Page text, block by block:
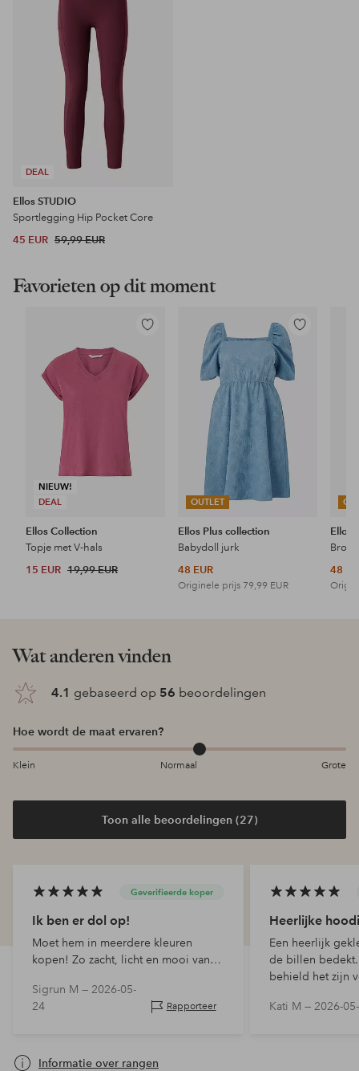
DEAL
Ellos STUDIO
Sportlegging Hip Pocket Core
45 EUR 59,99 EUR
Favorieten op dit moment
NIEUW!
DEAL
Toevoegen
favorieten
Ellos Collection
Topje met V-hals
15 EUR 19,99 EUR
OUTLET
Toevoegen
aan
favorieten
Ellos Plus collection
Babydoll jurk
48 EUR
Originele prijs 79,99 EUR
Ellos
48
Wat anderen vinden
4.1 gebaseerd op 56 beoordelingen
Hoe wordt de maat ervaren?
Klein Normaal Grote
Toon alle beoordelingen (27)
Geverifieerde koper
Ik ben er dol op!
Moet hem in meerdere kleuren
kopen! Zo zacht, licht en mooi van
Sigrun M — 2026-05-
24
Rapporteer
Heerlijke
Een heerlijk
de billen bedekt.
behield het zijn
Kati M — 2026-
Informatie over rangen